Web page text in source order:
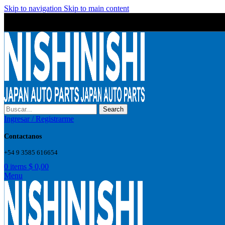
Skip to navigation Skip to main content
Search
Ingresar / Registrarme
Contactanos
+54 9 3585 616654
0 items $ 0,00
Menu